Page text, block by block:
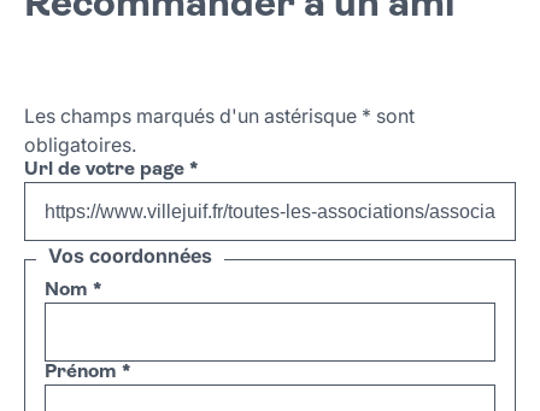
Les champs marqués d'un astérisque * sont
obligatoires.
Url de votre page *
Vos coordonnées
Nom *
Prénom *